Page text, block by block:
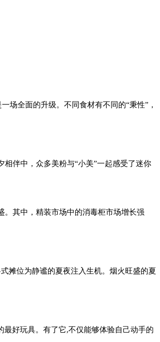
场全面的升级。不同食材有不同的“秉性”，
伴中，众多美粉与“小美”一起感受了迷你
。其中，精装市场中的消毒柜市场增长强
摊位为静谧的夏夜注入生机。烟火旺盛的夏
好玩具。有了它,不仅能够体验自己动手的